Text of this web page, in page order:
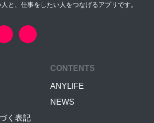
と、仕事をしたい人をつなげるアプリです。
く表記
CONTENTS
ANYLIFE
NEWS